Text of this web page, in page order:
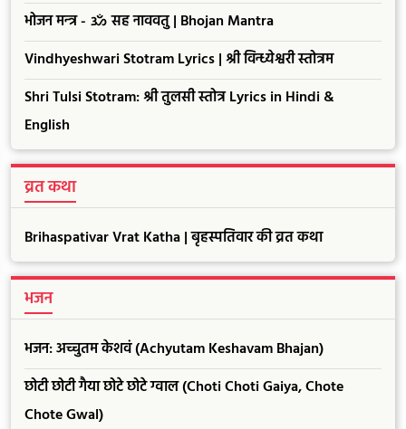
भोजन मन्त्र - ॐ सह नाववतु | Bhojan Mantra
Vindhyeshwari Stotram Lyrics | श्री विन्ध्येश्वरी स्तोत्रम
Shri Tulsi Stotram: श्री तुलसी स्तोत्र Lyrics in Hindi &
English
व्रत कथा
Brihaspativar Vrat Katha | बृहस्पतिवार की व्रत कथा
भजन
भजन: अच्चुतम केशवं (Achyutam Keshavam Bhajan)
छोटी छोटी गैया छोटे छोटे ग्वाल (Choti Choti Gaiya, Chote
Chote Gwal)